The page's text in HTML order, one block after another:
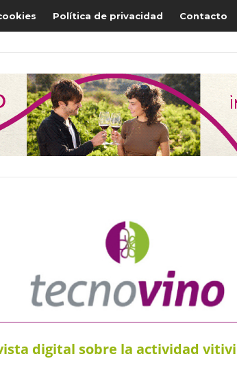
Política de privacidad Contacto
digital sobre la actividad